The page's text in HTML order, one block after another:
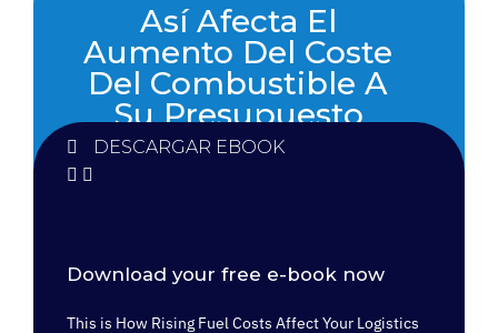
Así Afecta El
Aumento Del Coste
Del Combustible A
Su Presupuesto
Logístico
DESCARGAR EBOOK
Download your free e-book now
This is How Rising Fuel Costs Affect Your Logistics